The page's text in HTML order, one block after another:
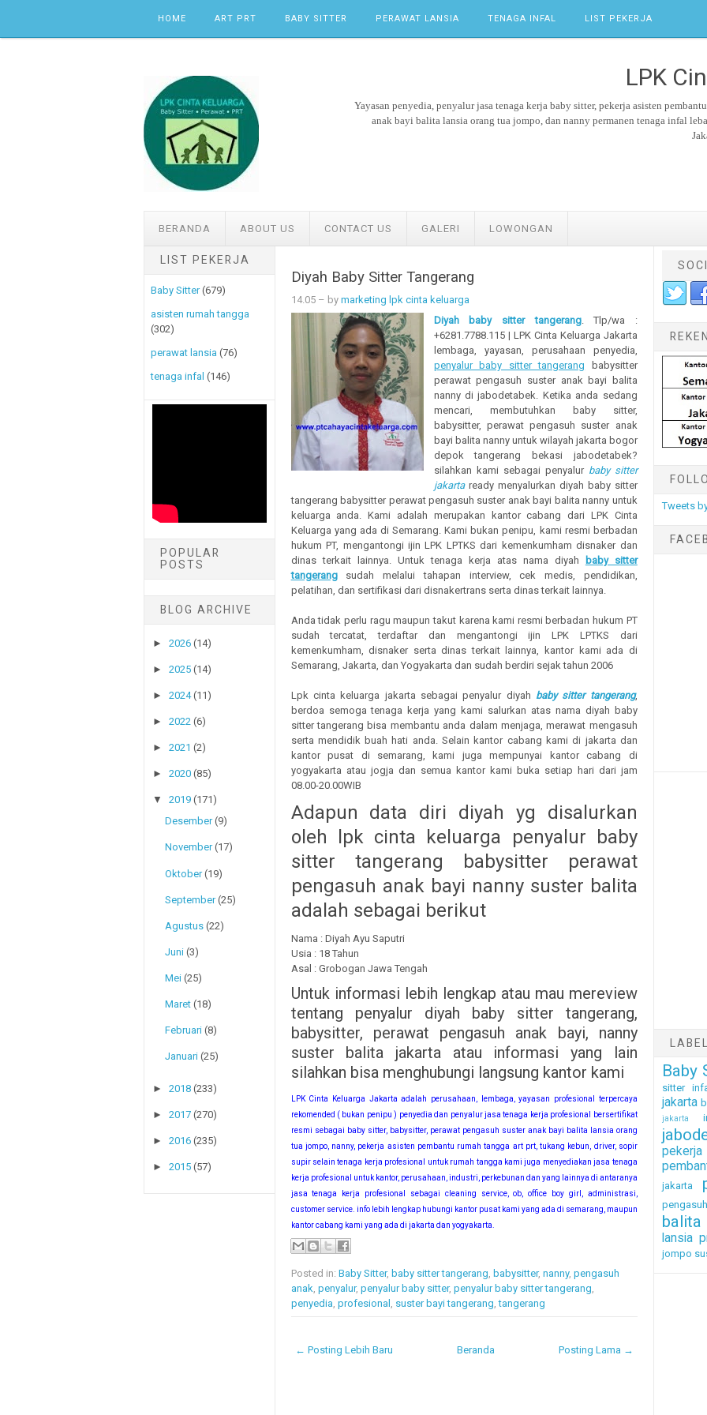
HOME ART PRT BABY SITTER PERAWAT LANSIA TENAGA INFAL LIST PEKERJA
LPK
Yayasan penyedia, penyalur jasa tenaga kerja baby sitter, pekerja asisten
anak bayi balita lansia orang tua jompo, dan nanny permanen tenaga infal
BERANDA ABOUT US CONTACT US GALERI LOWONGAN
LIST PEKERJA
Baby Sitter (679)
asisten rumah tangga
(302)
perawat lansia (76)
tenaga infal (146)
POPULAR
POSTS
BLOG ARCHIVE
►2026 (14)
►2025 (14)
►2024 (11)
►2022 (6)
►2021 (2)
►2020 (85)
▼ 2019 (171)
Desember (9)
November (17)
Oktober (19)
September (25)
Agustus (22)
Juni (3)
Mei (25)
Maret (18)
Februari (8)
Januari (25)
►2018 (233)
►2017 (270)
►2016 (235)
►2015 (57)
Diyah Baby Sitter Tangerang
14.05– by marketing lpk cinta keluarga
Diyah baby sitter tangerang. Tlp/wa :
+6281.7788.115 | LPK Cinta Keluarga Jakarta
lembaga, yayasan, perusahaan penyedia,
penyalur baby sitter tangerang babysitter
perawat pengasuh suster anak bayi balita
nanny di jabodetabek. Ketika anda sedang
mencari, membutuhkan baby sitter,
babysitter, perawat pengasuh suster anak
bayi balita nanny untuk wilayah jakarta bogor
depok tangerang bekasi jabodetabek?
silahkan kami sebagai penyalur baby sitter
jakartaready menyalurkan diyah baby sitter
tangerang babysitter perawat pengasuh suster anak bayi balita nanny untuk
keluarga anda. Kami adalah merupakan kantor cabang dari LPK Cinta
Keluarga yang ada di Semarang. Kami bukan penipu, kami resmi berbadan
hukum PT, mengantongi ijin LPK LPTKS dari kemenkumham disnaker dan
dinas terkait lainnya. Untuk tenaga kerja atas nama diyah
baby sitter
tangerangsudah melalui tahapan interview, cek medis, pendidikan,
pelatihan, dan sertifikasi dari disnakertrans serta dinas terkait lainnya.
Anda tidak perlu ragu maupun takut karena kami resmi berbadan hukum PT
sudah tercatat, terdaftar dan mengantongi ijin LPK LPTKS dari
kemenkumham, disnaker serta dinas terkait lainnya, kantor kami ada di
Semarang, Jakarta, dan Yogyakarta dan sudah berdiri sejak tahun 2006
Lpk cinta keluarga jakarta sebagai penyalur diyah baby sitter tangerang,
berdoa semoga tenaga kerja yang kami salurkan atas nama diyah baby
sitter tangerang bisa membantu anda dalam menjaga, merawat mengasuh
serta mendidik buah hati anda. Selain kantor cabang kami di jakarta dan
kantor pusat di semarang, kami juga mempunyai kantor cabang di
yogyakarta atau jogja dan semua kantor kami buka setiap hari dari jam
08.00-20.00WIB
Adapun data diri diyah yg disalurkan
oleh lpk cinta keluarga penyalur baby
sitter tangerang babysitter perawat
pengasuh anak bayi nanny suster balita
adalah sebagai berikut
Nama : Diyah Ayu Saputri
Usia : 18 Tahun
Asal : Grobogan Jawa Tengah
Untuk informasi lebih lengkap atau mau mereview
tentang penyalur diyah baby sitter tangerang,
babysitter, perawat pengasuh anak bayi, nanny
suster balita jakarta atau informasi yang lain
silahkan bisa menghubungi langsung kantor kami
LPK Cinta Keluarga Jakarta adalah perusahaan, lembaga, yayasan profesional terpercaya
rekomended ( bukan penipu ) penyedia dan penyalur jasa tenaga kerja profesional bersertifikat
resmi sebagai baby sitter, babysitter, perawat pengasuh suster anak bayi balita lansia orang
tua jompo, nanny, pekerja asisten pembantu rumah tangga art prt, tukang kebun, driver, sopir
supir selain tenaga kerja profesional untuk rumah tangga kami juga menyediakan jasa tenaga
kerja profesional untuk kantor, perusahaan, industri, perkebunan dan yang lainnya di antaranya
jasa tenaga kerja profesional sebagai cleaning service, ob, office boy girl, administrasi,
customer service. info lebih lengkap hubungi kantor pusat kami yang ada di semarang, maupun
kantor cabang kami yang ada di jakarta dan yogyakarta.
Posted in: Baby Sitter, baby sitter tangerang, babysitter, nanny, pengasuh
anak, penyalur, penyalur baby sitter, penyalur baby sitter tangerang,
penyedia, profesional , suster bayi tangerang,tangerang
← Posting Lebih Baru Posting Lama →
Beranda
Tweets
Baby
sitter
jakarta
jakarta
jakarta
balita
lansia
jompo